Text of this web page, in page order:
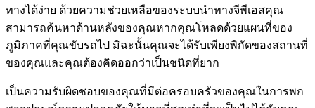
ทางได้ง่าย ด้วยความช่วยเหลือของระบบนำทางจีพีเอสคุณ
สามารถค้นหาด้านหลังของคุณหากคุณโหลดด้วยแผนที่ของ
ภูมิภาคที่คุณขับรถไป มิฉะนั้นคุณจะได้รับเพียงพิกัดของสถานที่
ของคุณและคุณต้องคิดออกว่าเป็นชนิดที่ยาก
เป็นความรับผิดชอบของคุณที่มีต่อครอบครัวของคุณในการพก